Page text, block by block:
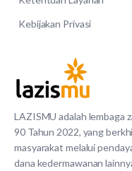
LAZISMU adalah lembaga
90 Tahun 2022, yang
masyarakat melalui
dana kedermawanan
Kebijakan Privasi